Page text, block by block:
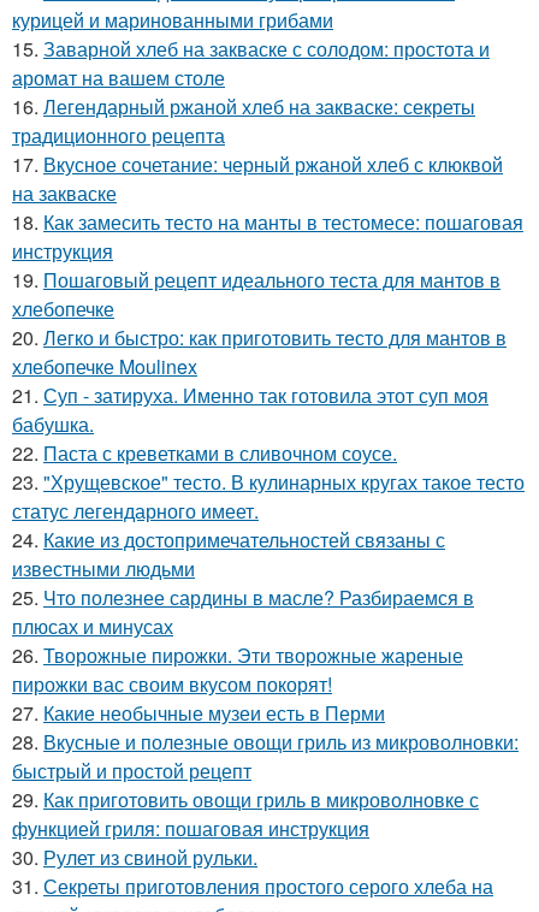
курицей и маринованными грибами
15. Заварной хлеб на закваске с солодом: простота и
аромат на вашем столе
16. Легендарный ржаной хлеб на закваске: секреты
традиционного рецепта
17. Вкусное сочетание: черный ржаной хлеб с клюквой
на закваске
18. Как замесить тесто на манты в тестомесе: пошаговая
инструкция
19. Пошаговый рецепт идеального теста для мантов в
хлебопечке
20. Легко и быстро: как приготовить тесто для мантов в
хлебопечке Moulinex
21. Суп - затируха. Именно так готовила этот суп моя
бабушка.
22. Паста с креветками в сливочном соусе.
23. "Хрущевское" тесто. В кулинарных кругах такое тесто
статус легендарного имеет.
24. Какие из достопримечательностей связаны с
известными людьми
25. Что полезнее сардины в масле? Разбираемся в
плюсах и минусах
26. Творожные пирожки. Эти творожные жареные
пирожки вас своим вкусом покорят!
27. Какие необычные музеи есть в Перми
28. Вкусные и полезные овощи гриль из микроволновки:
быстрый и простой рецепт
29. Как приготовить овощи гриль в микроволновке с
функцией гриля: пошаговая инструкция
30. Рулет из свиной рульки.
31. Секреты приготовления простого серого хлеба на